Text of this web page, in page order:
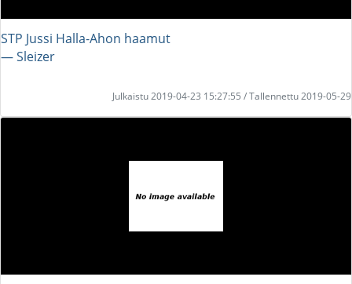
STP Jussi Halla-Ahon haamut
― Sleizer
Julkaistu 2019-04-23 15:27:55 / Tallennettu 2019-05-29